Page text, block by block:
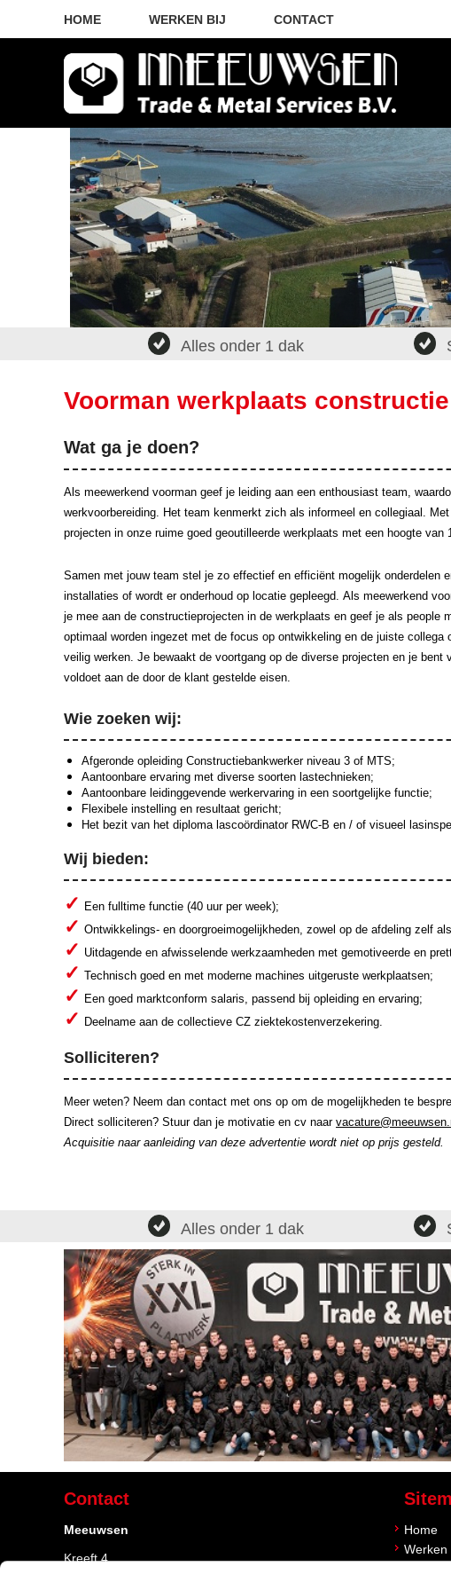
HOME WERKEN BIJ CONTACT
Alles onder 1 dak
Voorman werkplaats constructie
Wat ga je doen?
Als meewerkend voorman geef je leiding aan een enthousiast team,
werkvoorbereiding. Het team kenmerkt zich als informeel en collegiaal.
projecten in onze ruime goed geoutilleerde werkplaats met een hoogte van
Samen met jouw team stel je zo effectief en efficiënt mogelijk onderdelen
installaties of wordt er onderhoud op locatie gepleegd. Als meewerkend
je mee aan de constructieprojecten in de werkplaats en geef je als people
optimaal worden ingezet met de focus op ontwikkeling en de juiste
veilig werken. Je bewaakt de voortgang op de diverse projecten en je
voldoet aan de door de klant gestelde eisen.
Wie zoeken wij:
Afgeronde opleiding Constructiebankwerker niveau 3 of MTS;
Aantoonbare ervaring met diverse soorten lastechnieken;
Aantoonbare leidinggevende werkervaring in een soortgelijke functie;
Flexibele instelling en resultaat gericht;
Het bezit van het diploma lascoördinator RWC-B en / of visueel
Wij bieden:
Een fulltime functie (40 uur per week);
Ontwikkelings- en doorgroeimogelijkheden, zowel op de afdeling zelf
Uitdagende en afwisselende werkzaamheden met gemotiveerde en
Technisch goed en met moderne machines uitgeruste werkplaatsen;
Een goed marktconform salaris, passend bij opleiding en ervaring;
Deelname aan de collectieve CZ ziektekostenverzekering.
Solliciteren?
Meer weten? Neem dan contact met ons op om de mogelijkheden te
Direct solliciteren? Stuur dan je motivatie en cv naar
Acquisitie naar aanleiding van deze advertentie wordt niet op prijs gesteld.
Alles onder 1 dak
Contact
Meeuwsen
Kreeft 4
Home
Werken